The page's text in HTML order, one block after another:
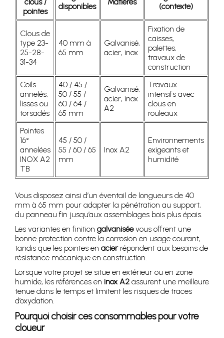
pointes
disponibles
(contexte)
Clous de
type 23-
25-28-
31-34
40 mm à
65 mm
Galvanisé,
acier, inox
Fixation de
caisses,
palettes,
travaux de
construction
Coils
annelés,
lisses ou
torsadés
40 / 45 /
50 / 55 /
60 / 64 /
65 mm
Galvanisé,
acier, inox
A2
Travaux
intensifs avec
clous en
rouleaux
Pointes
16°
annelées
INOX A2
TB
45 / 50 /
55 / 60 / 65
mm
Inox A2
Environnements
exigeants et
humidité
Vous disposez ainsi d’un éventail de longueurs de 40
mm à 65 mm pour adapter la pénétration au support,
du panneau fin jusqu’aux assemblages bois plus épais.
Les variantes en finition galvaniséevous offrent une
bonne protection contre la corrosion en usage courant,
tandis que les pointes en acierrépondent aux besoins de
résistance mécanique en construction.
Lorsque votre projet se situe en extérieur ou en zone
humide, les références en inox A2 assurent une meilleure
tenue dans le temps et limitent les risques de traces
d’oxydation.
Pourquoi choisir ces consommables pour votre
cloueur